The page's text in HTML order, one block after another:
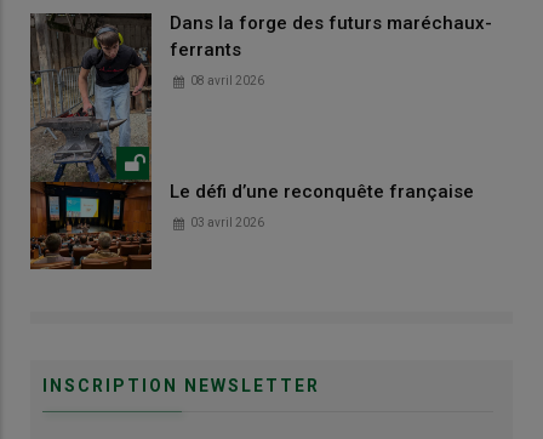
Dans la forge des futurs maréchaux-
ferrants
08 avril 2026
Le défi d’une reconquête française
03 avril 2026
INSCRIPTION NEWSLETTER